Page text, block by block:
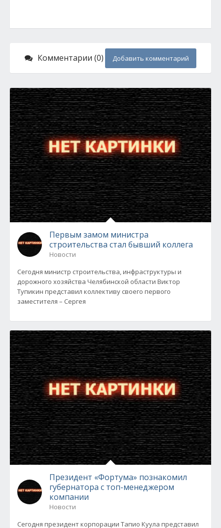
Комментарии (0) Добавить комментарий
Первым замом министра
строительства стал бывший коллега
Новости
Сегодня министр строительства, инфраструктуры и
дорожного хозяйства Челябинской области Виктор
Тупикин представил коллективу своего первого
заместителя – Сергея
Президент «Фортума» познакомил
губернатора с топ-менеджером
компании
Новости
Сегодня президент корпорации Тапио Куула представил